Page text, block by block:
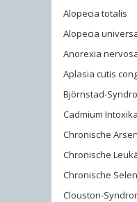
Alopecia totalis
Alopecia
Anorexia
Aplasia cutis
Björnstad-
Cadmium
Chronische
Chronische
Chronische
Clouston-